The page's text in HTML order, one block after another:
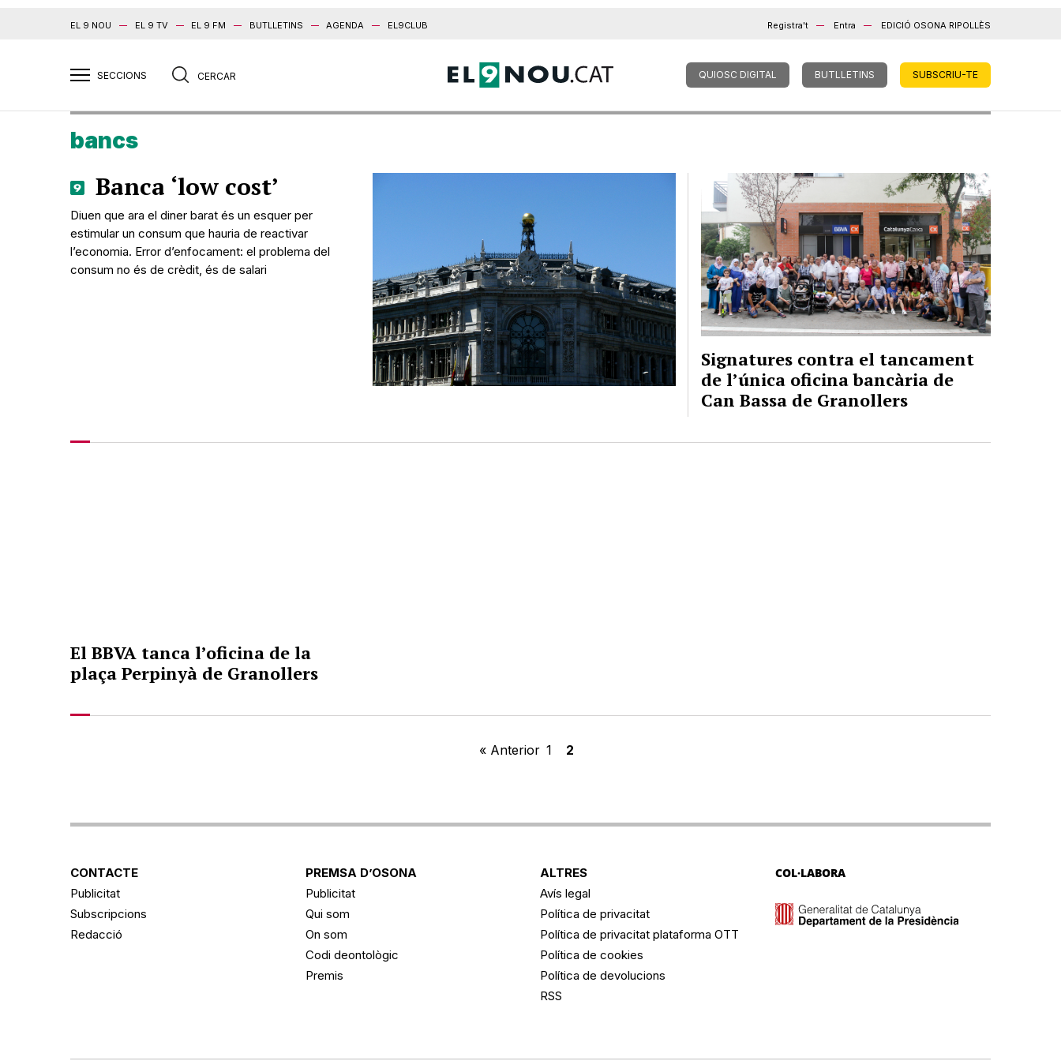
EL 9 NOU EL 9 TV EL 9 FM BUTLLETINS AGENDA EL9CLUB Registra't Entra EDICIÓ OSONA RIPOLLÈS
QUIOSC DIGITAL BUTLLETINS SUBSCRIU-TE
bancs
Banca ‘low cost’
Diuen que ara el diner barat és un esquer per
estimular un consum que hauria de reactivar
l’economia. Error d’enfocament: el problema del
consum no és de crèdit, és de salari
Signatures contra el tancament
de l’única oficina bancària de
Can Bassa de Granollers
El BBVA tanca l’oficina de la
plaça Perpinyà de Granollers
« Anterior 1 2
CONTACTE
Publicitat
Subscripcions
Redacció
PREMSA D’OSONA
Publicitat
Qui som
On som
Codi deontològic
Premis
ALTRES
Avís legal
Política de privacitat
Política de privacitat plataforma OTT
Política de cookies
Política de devolucions
RSS
COL·LABORA